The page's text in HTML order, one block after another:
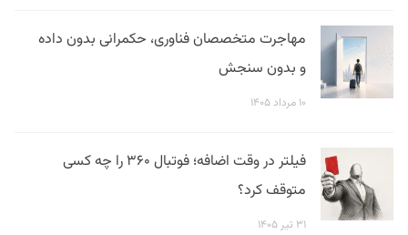
مهاجرت متخصصان فناوری، حکمرانی بدون داده
و بدون سنجش
۱۰ مرداد ۱۴۰۵
فیلتر در وقت اضافه؛ فوتبال ۳۶۰ را چه کسی
متوقف کرد؟
۳۱ تیر ۱۴۰۵